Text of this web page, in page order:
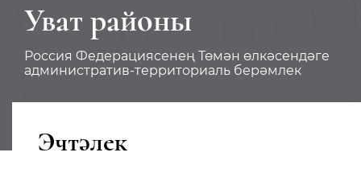
Уват районы
Россия Федерациясенең Төмән өлкәсендәге
административ-территориаль берәмлек
Эчтәлек